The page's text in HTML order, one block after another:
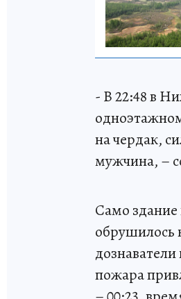
- В 22:48 в
на чердак,
мужчина, –
Само
обрушилось
пожара